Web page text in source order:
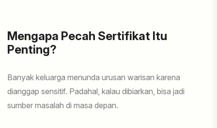
Mengapa Pecah Sertifikat Itu
Penting?
Banyak keluarga menunda urusan warisan karena
dianggap sensitif. Padahal, kalau dibiarkan, bisa jadi
sumber masalah di masa depan.